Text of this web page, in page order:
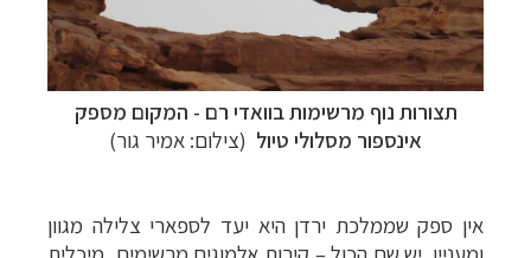
תצורות נוף מרשימות בוואדי רם - המקום מספק
אינספור מסלולי טיול (צילום: אמיר גור)
אין ספק שממלכת ירדן היא יעד לספארי צלילה מגוון